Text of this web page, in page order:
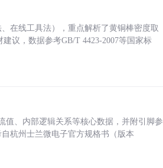
在线工具法），重点解析了黄铜棒密度取
议，数据参考GB/T 4423-2007等国家标
值、内部逻辑关系等核心数据，并附引脚参
杭州士兰微电子官方规格书（版本